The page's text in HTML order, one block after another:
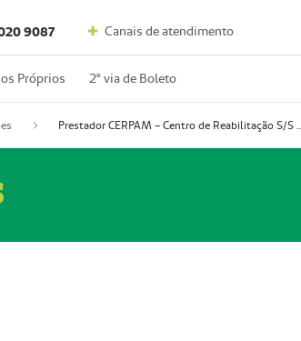
9087 Canais de atendimento
Próprios 2º via de Boleto
Prestador CERPAM – Centro